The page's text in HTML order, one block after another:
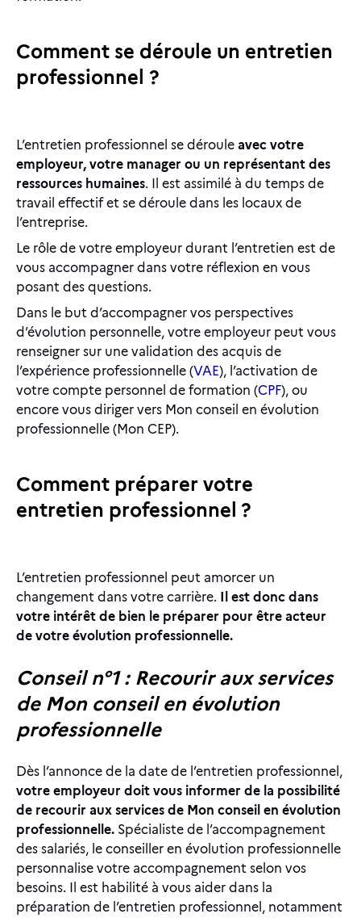
Comment se déroule un entretien
professionnel ?
L’entretien professionnel se déroule avec votre
employeur, votre manager ou un représentant des
ressources humaines. Il est assimilé à du temps de
travail effectif et se déroule dans les locaux de
l’entreprise.
Le rôle de votre employeur durant l’entretien est de
vous accompagner dans votre réflexion en vous
posant des questions.
Dans le but d’accompagner vos perspectives
d’évolution personnelle, votre employeur peut vous
renseigner sur une validation des acquis de
l’expérience professionnelle (VAE), l’activation de
votre compte personnel de formation (CPF), ou
encore vous diriger vers Mon conseil en évolution
professionnelle (Mon CEP).
Comment préparer votre
entretien professionnel ?
L’entretien professionnel peut amorcer un
changement dans votre carrière. Il est donc dans
votre intérêt de bien le préparer pour être acteur
de votre évolution professionnelle.
Conseil n°1 : Recourir aux services
de Mon conseil en évolution
professionnelle
Dès l’annonce de la date de l’entretien professionnel,
votre employeur doit vous informer de la possibilité
de recourir aux services de Mon conseil en évolution
professionnelle. Spécialiste de l’accompagnement
des salariés, le conseiller en évolution professionnelle
personnalise votre accompagnement selon vos
besoins. Il est habilité à vous aider dans la
préparation de l’entretien professionnel, notamment